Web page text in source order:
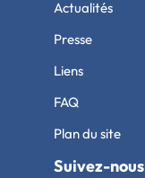
Actualités
Presse
Liens
FAQ
Plan du site
Suivez-nous